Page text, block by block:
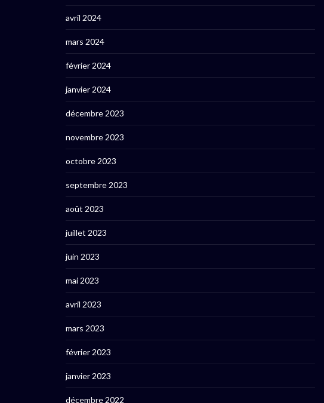
avril 2024
mars 2024
février 2024
janvier 2024
décembre 2023
novembre 2023
octobre 2023
septembre 2023
août 2023
juillet 2023
juin 2023
mai 2023
avril 2023
mars 2023
février 2023
janvier 2023
décembre 2022